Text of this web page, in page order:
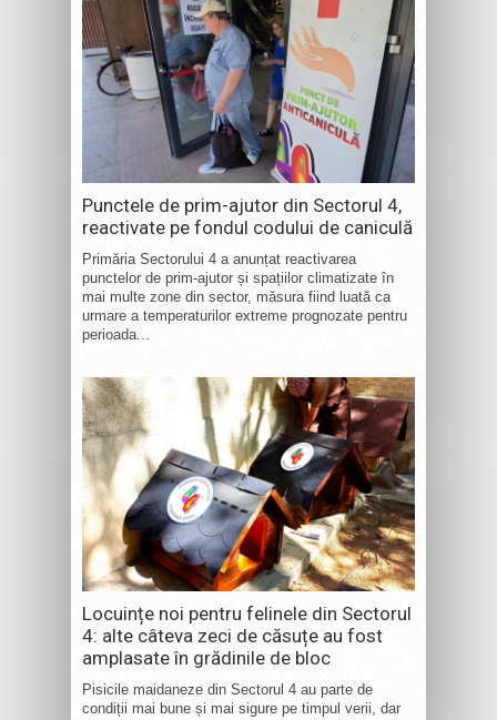
Punctele de prim-ajutor din Sectorul 4,
reactivate pe fondul codului de caniculă
Primăria Sectorului 4 a anunțat reactivarea
punctelor de prim-ajutor și spațiilor climatizate în
mai multe zone din sector, măsura fiind luată ca
urmare a temperaturilor extreme prognozate pentru
perioada...
Locuințe noi pentru felinele din Sectorul
4: alte câteva zeci de căsuțe au fost
amplasate în grădinile de bloc
Pisicile maidaneze din Sectorul 4 au parte de
condiții mai bune și mai sigure pe timpul verii, dar